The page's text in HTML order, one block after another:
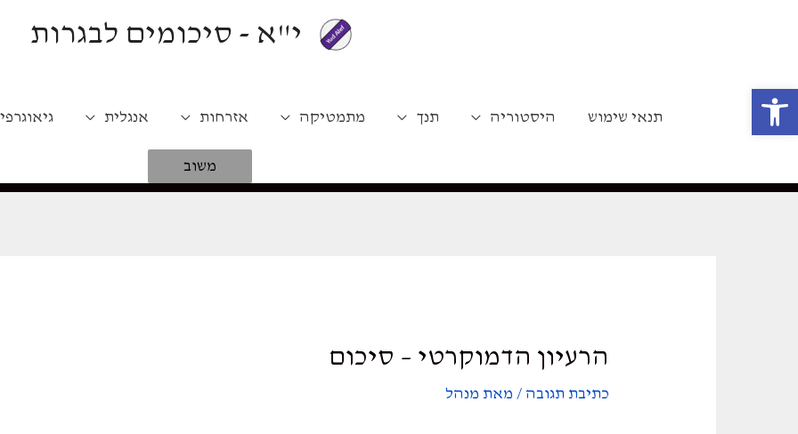
י"א - סיכומים לבגרות
תנאי שימוש היסטוריה תנך מתמטיקה אזרחות אנגלית
משוב
הרעיון הדמוקרטי – סיכום
כתיבת תגובה / מאת מנהל
פתח סרגל נגישות